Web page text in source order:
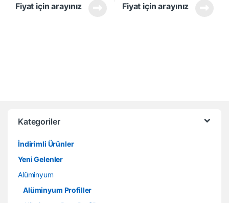
Fiyat için arayınız Fiyat için arayınız
Kategoriler
İndirimli Ürünler
Yeni Gelenler
Alüminyum
Alüminyum Profiller